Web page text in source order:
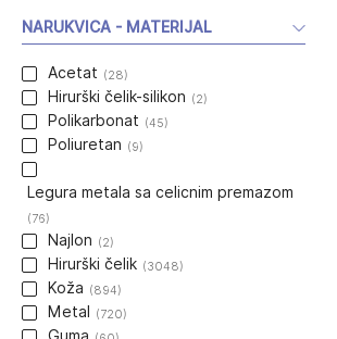
NARUKVICA - MATERIJAL
Acetat (28)
Hirurški čelik-silikon (2)
Polikarbonat (45)
Poliuretan (9)
Legura metala sa celicnim premazom
(76)
Najlon (2)
Hirurški čelik (3048)
Koža (894)
Metal (720)